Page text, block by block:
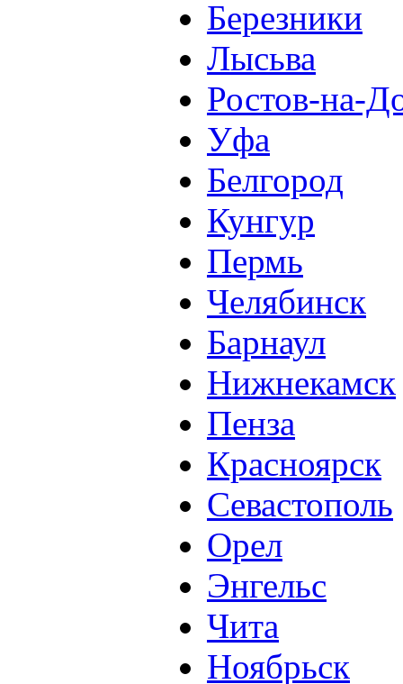
Березники
Лысьва
Ростов-на-
Уфа
Белгород
Кунгур
Пермь
Челябинск
Барнаул
Нижнекамск
Пенза
Красноярск
Севастополь
Орел
Энгельс
Чита
Ноябрьск